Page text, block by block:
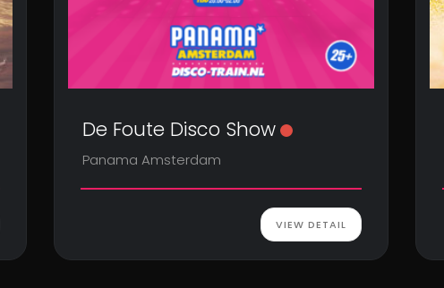
De Foute Disco Show
Panama Amsterdam
VIEW DETAIL